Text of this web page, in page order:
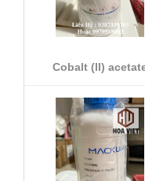
Cobalt (II)